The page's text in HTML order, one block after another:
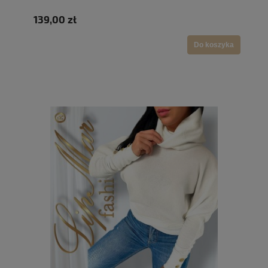
139,00 zł
Do koszyka